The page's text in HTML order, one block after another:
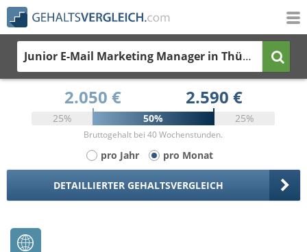
Junior E-Mail Marketing Manager in Thüringen
2.050 € 2.590 €
25% 50% 25%
Bruttogehalt bei 40 Wochenstunden.
pro Jahr pro Monat
DETAILLIERTER GEHALTSVERGLEICH